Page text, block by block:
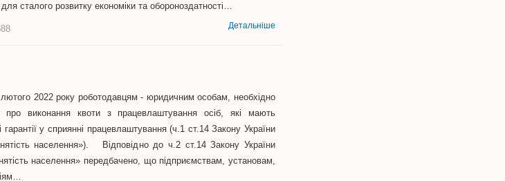
сталого розвитку економіки та обороноздатності…
Детальніше
2022 року роботодавцям - юридичним особам, необхідно
про виконання квоти з працевлаштування осіб, які мають
гарантії у сприянні працевлаштування (ч.1 ст.14 Закону України
населення»). Відповідно до ч.2 ст.14 Закону України
населення» передбачено, що підприємствам, установам,